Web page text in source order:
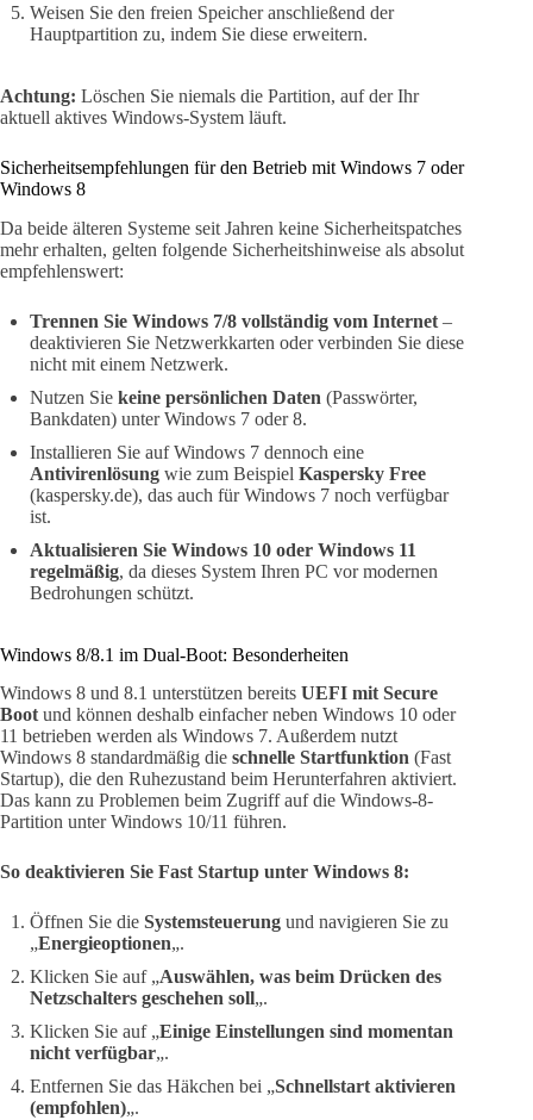
Weisen Sie den freien Speicher anschließend der
Hauptpartition zu, indem Sie diese erweitern.
Achtung: Löschen Sie niemals die Partition, auf der Ihr
aktuell aktives Windows-System läuft.
Sicherheitsempfehlungen für den Betrieb mit Windows 7 oder
Windows 8
Da beide älteren Systeme seit Jahren keine Sicherheitspatches
mehr erhalten, gelten folgende Sicherheitshinweise als absolut
empfehlenswert:
Trennen Sie Windows 7/8 vollständig vom Internet –
deaktivieren Sie Netzwerkkarten oder verbinden Sie diese
nicht mit einem Netzwerk.
Nutzen Sie keine persönlichen Daten (Passwörter,
Bankdaten) unter Windows 7 oder 8.
Installieren Sie auf Windows 7 dennoch eine
Antivirenlösung wie zum Beispiel Kaspersky Free
(kaspersky.de), das auch für Windows 7 noch verfügbar
ist.
Aktualisieren Sie Windows 10 oder Windows 11
regelmäßig, da dieses System Ihren PC vor modernen
Bedrohungen schützt.
Windows 8/8.1 im Dual-Boot: Besonderheiten
Windows 8 und 8.1 unterstützen bereits UEFI mit Secure
Bootund können deshalb einfacher neben Windows 10 oder
11 betrieben werden als Windows 7. Außerdem nutzt
Windows 8 standardmäßig die schnelle Startfunktion (Fast
Startup), die den Ruhezustand beim Herunterfahren aktiviert.
Das kann zu Problemen beim Zugriff auf die Windows-8-
Partition unter Windows 10/11 führen.
So deaktivieren Sie Fast Startup unter Windows 8:
Öffnen Sie die Systemsteuerung und navigieren Sie zu
„Energieoptionen„.
Klicken Sie auf „Auswählen, was beim Drücken des
Netzschalters geschehen soll„.
Klicken Sie auf „Einige Einstellungen sind momentan
nicht verfügbar„.
Entfernen Sie das Häkchen bei „Schnellstart aktivieren
(empfohlen)„.